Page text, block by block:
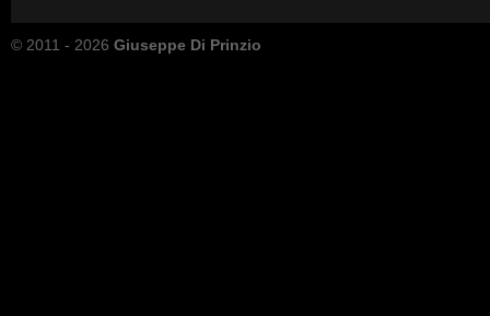
© 2011 - 2026 Giuseppe Di Prinzio